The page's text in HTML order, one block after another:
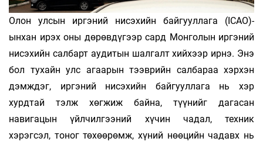
Олон улсын иргэний нисэхийн байгууллага (ICAO)-
ынхан ирэх оны дөрөвдүгээр сард Монголын иргэний
нисэхийн салбарт аудитын шалгалт хийхээр ирнэ. Энэ
бол тухайн улс агаарын тээврийн салбараа хэрхэн
дэмждэг, иргэний нисэхийн байгууллага нь хэр
хурдтай тэлж хөгжиж байна, түүнийг дагасан
навигацын үйлчилгээний хүчин чадал, техник
хэрэгсэл, тоног төхөөрөмж, хүний нөөцийн чадавх нь